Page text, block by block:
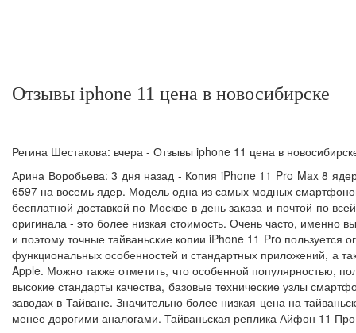
Отзывы iphone 11 цена в новосибирске
Регина Шестакова: вчера - Отзывы iphone 11 цена в
Арина Воробьева: 3 дня назад - Копия iPhone 11 Pro Max 8
6597 на восемь ядер. Модель одна из самых модных
бесплатной доставкой по Москве в день заказа и почтой по
оригинала - это более низкая стоимость. Очень часто, именно
и поэтому точные тайваньские копии iPhone 11 Pro
функциональных особенностей и стандартных приложений, а
Apple. Можно также отметить, что особенной популярностью,
высокие стандарты качества, базовые технические узлы
заводах в Тайване. Значительно более низкая цена на
менее дорогими аналогами. Тайваньская реплика Айфон 11